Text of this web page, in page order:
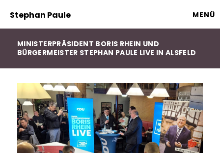
Stephan Paule MENÜ
MINISTERPRÄSIDENT BORIS RHEIN UND
BÜRGERMEISTER STEPHAN PAULE LIVE IN ALSFELD